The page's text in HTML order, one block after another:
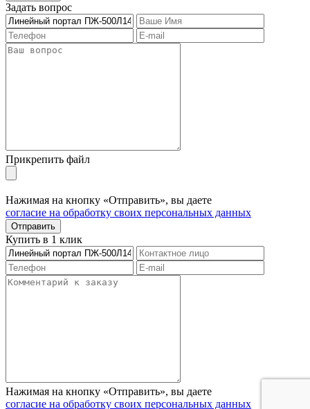
Задать вопрос
Прикрепить файл
Нажимая на кнопку «Отправить», вы даете
согласие на обработку своих персональных данных
Отправить
Купить в 1 клик
Нажимая на кнопку «Отправить», вы даете
согласие на обработку своих персональных данных